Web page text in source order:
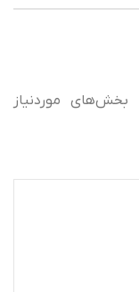
بخش‌های موردنیاز